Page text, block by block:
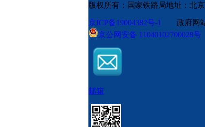
版权所有：国家铁路局地址：北
京ICP备19004382号-1
政府网站
京公网安备 11040102700028号
邮箱